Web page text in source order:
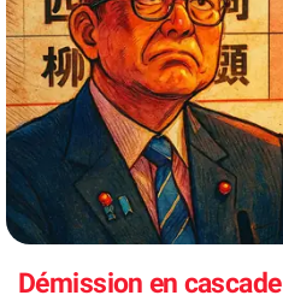
Démission en